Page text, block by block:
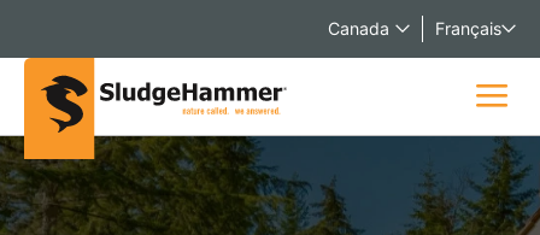
Canada Français